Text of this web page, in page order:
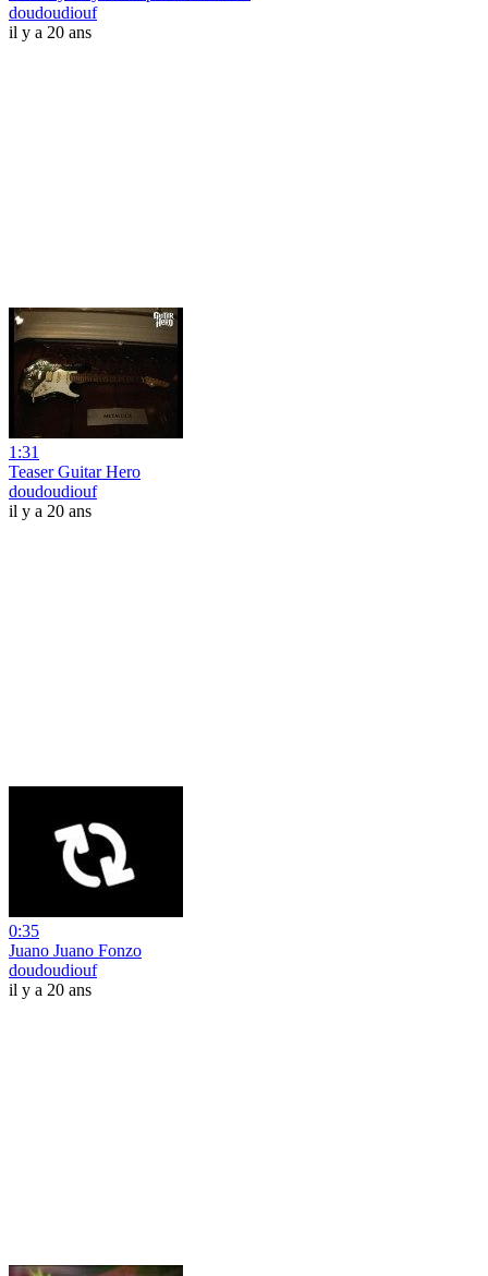
doudoudiouf
il y a 20 ans
1:31
Teaser Guitar Hero
doudoudiouf
il y a 20 ans
0:35
Juano Juano Fonzo
doudoudiouf
il y a 20 ans